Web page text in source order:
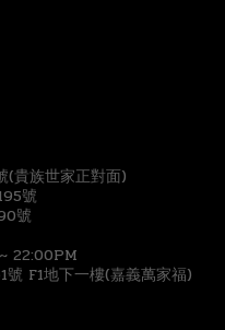
(貴族世家正對面)
號
號
22:00PM
F1地下一樓(嘉義萬家福)